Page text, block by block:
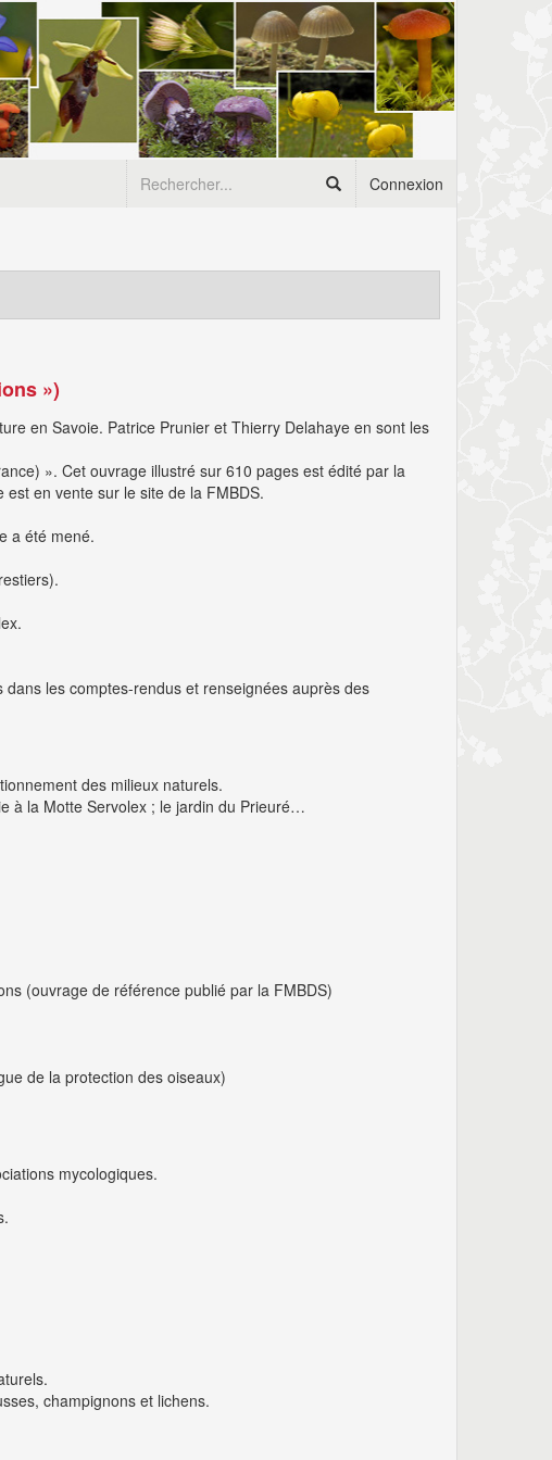
Connexion
»)
en Savoie. Patrice Prunier et Thierry Delahaye en sont les
». Cet ouvrage illustré sur 610 pages est édité par la
en vente sur le site de la FMBDS.
a été mené.
les comptes-rendus et renseignées auprès des
des milieux naturels.
à la Motte Servolex ; le jardin du Prieuré…
(ouvrage de référence publié par la FMBDS)
de la protection des oiseaux)
mycologiques.
champignons et lichens.